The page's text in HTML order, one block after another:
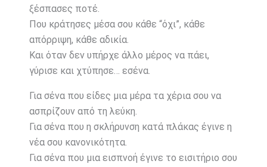
ξέσπασες ποτέ.
Που κράτησες μέσα σου κάθε “όχι”, κάθε
απόρριψη, κάθε αδικία.
Και όταν δεν υπήρχε άλλο μέρος να πάει,
γύρισε και χτύπησε… εσένα.
Για σένα που είδες μια μέρα τα χέρια σου να
ασπρίζουν από τη λεύκη.
Για σένα που η σκλήρυνση κατά πλάκας έγινε η
νέα σου κανονικότητα.
Για σένα που μια εισπνοή έγινε το εισιτήριο σου